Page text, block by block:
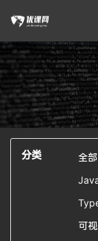
分类 全部
可